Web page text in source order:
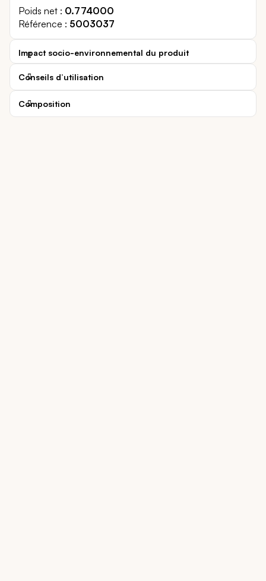
Poids net
0.774000
Référence
5003037
Impact socio-environnemental du produit
Conseils d’utilisation
Composition